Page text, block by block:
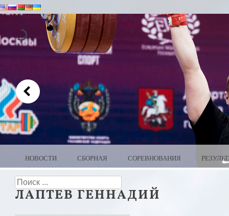
WEIGHTLIFTING BELARUS
MENU
SKIP TO CONTENT
НОВОСТИ СБОРНАЯ СОРЕВНОВАНИЯ
Search
ЛАПТЕВ ГЕННАДИЙ